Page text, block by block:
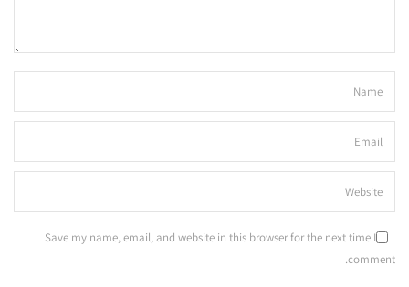
Save my name, email, and website in this browser for the next time I
comment.